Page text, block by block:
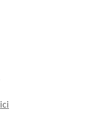
ici